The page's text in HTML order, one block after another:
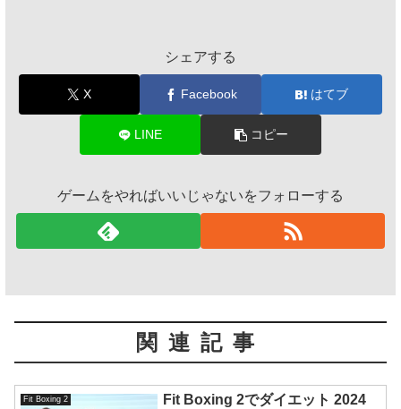
シェアする
X Facebook はてブ
LINE コピー
ゲームをやればいいじゃないをフォローする
関連記事
Fit Boxing 2
Fit Boxing 2でダイエット 2024